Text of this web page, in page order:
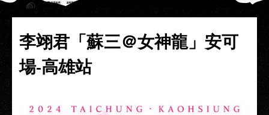
李翊君「蘇三＠女神龍」安可
場-高雄站